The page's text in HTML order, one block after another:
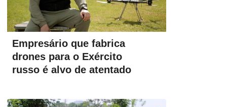
Empresário que fabrica
drones para o Exército
russo é alvo de atentado